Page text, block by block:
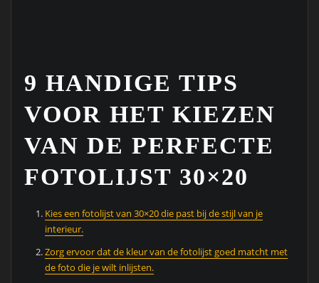
9 HANDIGE TIPS
VOOR HET KIEZEN
VAN DE PERFECTE
FOTOLIJST 30×20
Kies een fotolijst van 30×20 die past bij de stijl van je
interieur.
Zorg ervoor dat de kleur van de fotolijst goed matcht met
de foto die je wilt inlijsten.